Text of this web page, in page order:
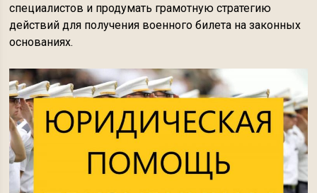
специалистов и продумать грамотную стратегию
действий для получения военного билета на законных
основаниях.